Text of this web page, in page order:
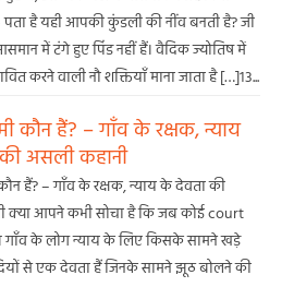
पता है यही आपकी कुंडली की नींव बनती है? जी
में टंगे हुए पिंड नहीं हैं। वैदिक ज्योतिष में
करने वाली नौ शक्तियाँ माना जाता है […]13...
कौन हैं? – गाँव के रक्षक, न्याय
असली कहानी
हैं? – गाँव के रक्षक, न्याय के देवता की
क्या आपने कभी सोचा है कि जब कोई court
गाँव के लोग न्याय के लिए किसके सामने खड़े
से एक देवता हैं जिनके सामने झूठ बोलने की